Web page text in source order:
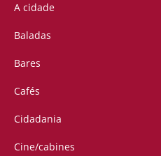
A cidade
Baladas
Bares
Cafés
Cidadania
Cine/cabines